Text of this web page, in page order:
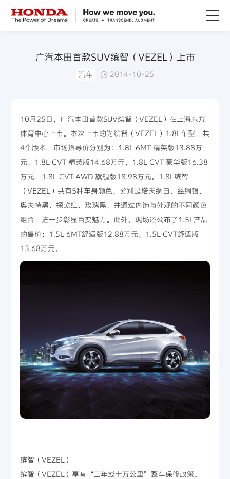
赛事运动
新闻资讯
广汽本田首款SUV缤智（VEZEL）上市
汽车 2014-10-25
10月25日，广汽本田首款SUV缤智（VEZEL）在上海东方
体育中心上市。本次上市的为缤智（VEZEL）1.8L车型，共
4个版本，市场指导价分别为：1.8L 6MT 精英版13.88万
元，1.8L CVT 精英版14.68万元，1.8L CVT 豪华版16.38
万元，1.8L CVT AWD 旗舰版18.98万元。1.8L缤智
（VEZEL）共有5种车身颜色，分别是塔夫绸白、丝绸银、
奥夫特黑、探戈红、玫瑰黑，并通过内饰与外观的不同颜色
组合，进一步彰显百变魅力。此外，现场还公布了1.5L产品
的售价：1.5L 6MT舒适版12.88万元，1.5L CVT舒适版
13.68万元。
缤智（VEZEL）
缤智（VEZEL）享有“三年或十万公里”整车保修政策。